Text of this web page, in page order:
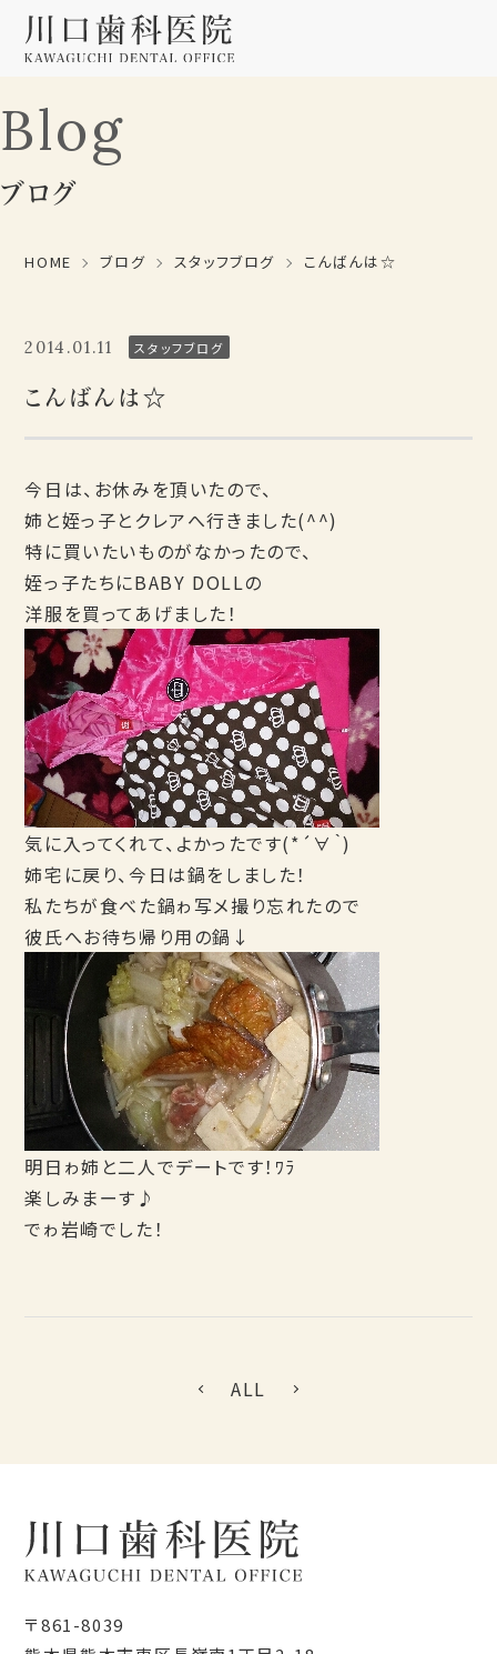
Blog
ブログ
HOME ブログ スタッフブログ こんばんは☆
2014.01.11 スタッフブログ
こんばんは☆
今日は、お休みを頂いたので、
姉と姪っ子とクレアへ行きました(^^)
特に買いたいものがなかったので、
姪っ子たちにBABY DOLLの
洋服を買ってあげました！
気に入ってくれて、よかったです(*´∀｀)
姉宅に戻り、今日は鍋をしました！
私たちが食べた鍋ゎ写メ撮り忘れたので
彼氏へお待ち帰り用の鍋↓
明日ゎ姉と二人でデートです！ﾜﾗ
楽しみまーす♪
でゎ岩崎でした！
ALL
〒861-8039